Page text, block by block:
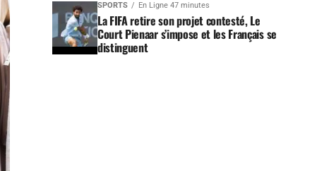
SPORTS En Ligne 47 minutes
La FIFA retire son projet contesté, Le
Court Pienaar s’impose et les Français se
distinguent